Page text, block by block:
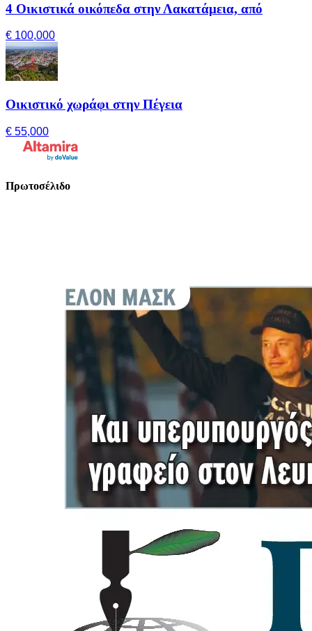
4 Οικιστικά οικόπεδα στην Λακατάμεια, από
€ 100,000
Οικιστικό χωράφι στην Πέγεια
€ 55,000
Πρωτοσέλιδο